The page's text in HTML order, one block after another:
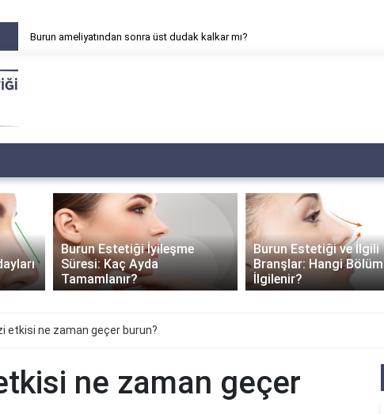
Burun ameliyatından sonra üst dudak kalkar mı?
Burun Estetiği İyileşme
Süresi: Kaç Ayda
Tamamlanır?
Burun Estetiği ve İlgili
Branşlar: Hangi Bölüm
İlgilenir?
etkisi ne zaman geçer burun?
ne zaman geçer